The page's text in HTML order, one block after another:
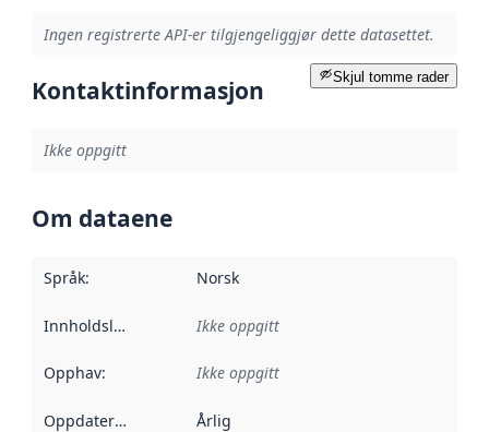
Ingen registrerte API-er tilgjengeliggjør dette datasettet.
Skjul tomme rader
Kontaktinformasjon
Ikke oppgitt
Om dataene
Språk: Norsk
Innholdsleverandører :
Ikke oppgitt
Opphav: Ikke oppgitt
Oppdateringsfrekvens :
Årlig